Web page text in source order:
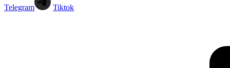
Telegram Tiktok